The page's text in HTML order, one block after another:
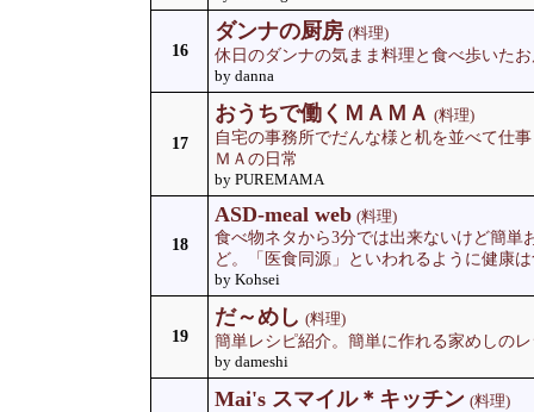
16
ダンナの厨房 (料理)
休日のダンナの気まま料理と食べ歩いた
by danna
17
おうちで働くＭＡＭＡ (料理)
自宅の事務所でだんな様と机を並べて仕
ＭＡの日常
by PUREMAMA
18
ASD-meal web (料理)
食べ物ネタから3分では出来ないけど簡単
ど。「医食同源」といわれるように健康
by Kohsei
19
だ～めし (料理)
簡単レシピ紹介。簡単に作れる家めしの
by dameshi
Mai's スマイル＊キッチン (料理)